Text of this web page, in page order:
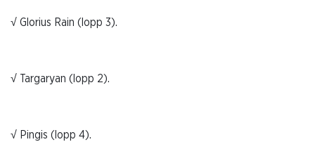
√ Glorius Rain (lopp 3).
√ Targaryan (lopp 2).
√ Pingis (lopp 4).